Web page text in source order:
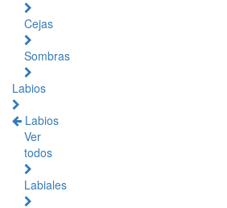
Cejas
Sombras
Labios
Labios
Ver
todos
Labiales